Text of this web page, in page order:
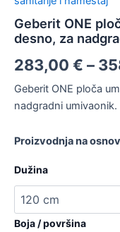
Geberit ONE
desno, za
283,00 € –
Geberit ONE ploča
nadgradni umivaonik.
Proizvodnja na
Dužina
Boja / površina
izrezom
desno,
za
umivaonik